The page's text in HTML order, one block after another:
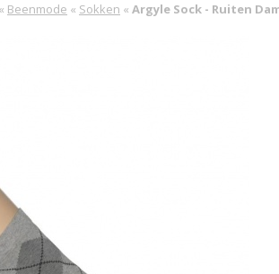
« Beenmode « Sokken « Argyle Sock - Ruiten